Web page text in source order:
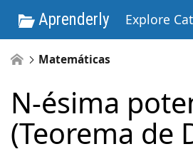
Aprenderly Explore
Matemáticas
N-ésima
(Teorema de